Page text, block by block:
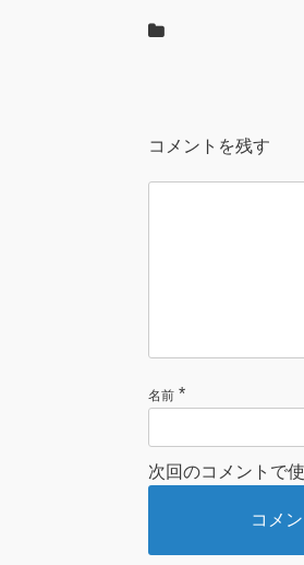
コメントを残す
名前 *
次回のコメントで